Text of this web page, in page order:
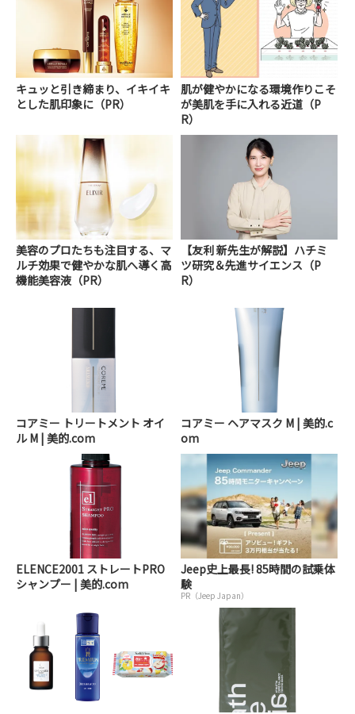
キュッと引き締まり、イキイキ
とした肌印象に（PR）
肌が健やかになる環境作りこそ
が美肌を手に入れる近道（P
R）
美容のプロたちも注目する、マ
ルチ効果で健やかな肌へ導く高
機能美容液（PR）
【友利 新先生が解説】ハチミ
ツ研究＆先進サイエンス（P
R）
コアミー トリートメント オイ
ル M | 美的.com
コアミー ヘアマスク M | 美的.c
om
ELENCE2001 ストレートPRO
シャンプー | 美的.com
Jeep史上最長! 85時間の試乗体
験
PR（Jeep Japan）